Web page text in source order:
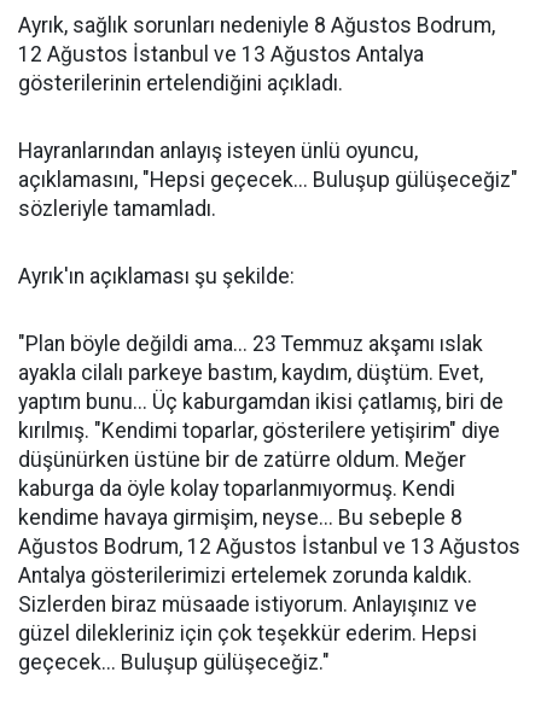
Ayrık, sağlık sorunları nedeniyle 8 Ağustos Bodrum,
12 Ağustos İstanbul ve 13 Ağustos Antalya
gösterilerinin ertelendiğini açıkladı.
Hayranlarından anlayış isteyen ünlü oyuncu,
açıklamasını, "Hepsi geçecek... Buluşup gülüşeceğiz"
sözleriyle tamamladı.
Ayrık'ın açıklaması şu şekilde:
"Plan böyle değildi ama... 23 Temmuz akşamı ıslak
ayakla cilalı parkeye bastım, kaydım, düştüm. Evet,
yaptım bunu... Üç kaburgamdan ikisi çatlamış, biri de
kırılmış. "Kendimi toparlar, gösterilere yetişirim" diye
düşünürken üstüne bir de zatürre oldum. Meğer
kaburga da öyle kolay toparlanmıyormuş. Kendi
kendime havaya girmişim, neyse... Bu sebeple 8
Ağustos Bodrum, 12 Ağustos İstanbul ve 13 Ağustos
Antalya gösterilerimizi ertelemek zorunda kaldık.
Sizlerden biraz müsaade istiyorum. Anlayışınız ve
güzel dilekleriniz için çok teşekkür ederim. Hepsi
geçecek... Buluşup gülüşeceğiz."